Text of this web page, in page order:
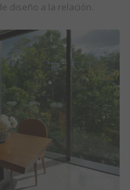
diseño a la relación.